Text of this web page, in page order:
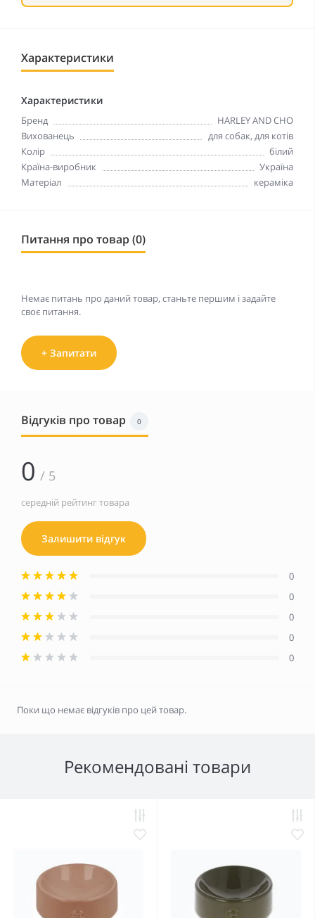
Характеристики
Характеристики
Бренд
HARLEY AND CHO
Вихованець
для собак, для котів
Колір
білий
Країна-виробник
Україна
Матеріал
кераміка
Питання про товар (0)
Немає питань про даний товар, станьте першим і задайте
своє питання.
+ Запитати
Відгуків про товар 0
0 / 5
середній рейтинг товара
Залишити відгук
0
0
0
0
0
Поки що немає відгуків про цей товар.
Рекомендовані товари